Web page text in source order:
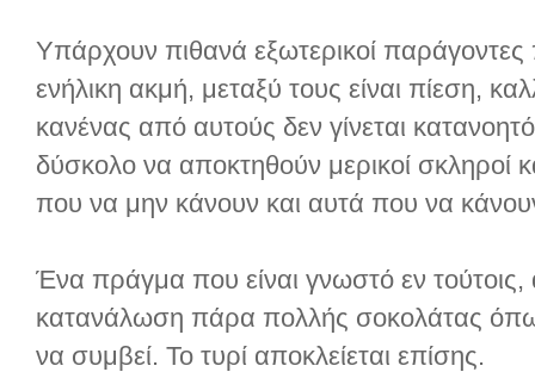
Υπάρχουν πιθανά εξωτερικοί
ενήλικη ακμή, μεταξύ τους είναι πίεση,
κανένας από αυτούς δεν γίνεται
δύσκολο να αποκτηθούν μερικοί σκληροί
που να μην κάνουν και αυτά που να
Ένα πράγμα που είναι γνωστό εν τούτοις,
κατανάλωση πάρα πολλής σοκολάτας
να συμβεί. Το τυρί αποκλείεται επίσης.